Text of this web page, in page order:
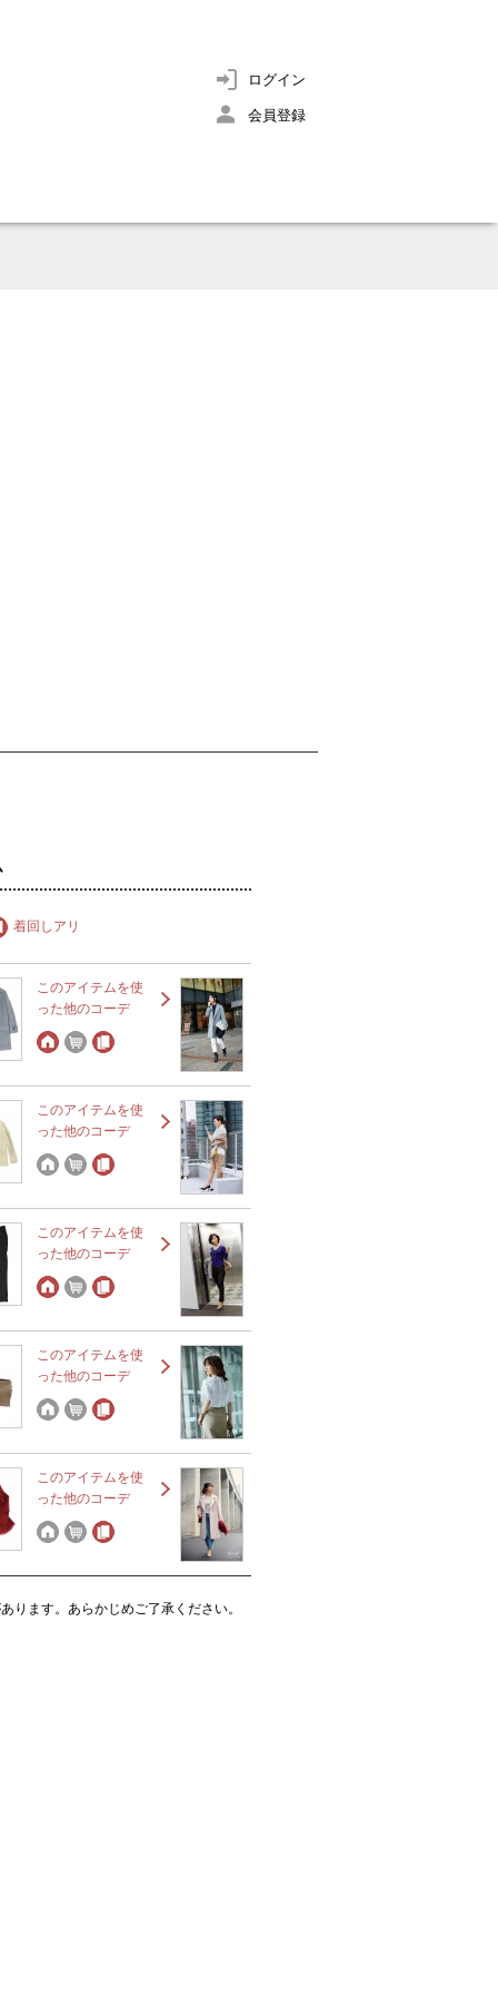
ログイン
会員登録
着回しアリ
このアイテムを使
った他のコーデ
このアイテムを使
った他のコーデ
このアイテムを使
った他のコーデ
このアイテムを使
った他のコーデ
このアイテムを使
った他のコーデ
ります。あらかじめご了承ください。